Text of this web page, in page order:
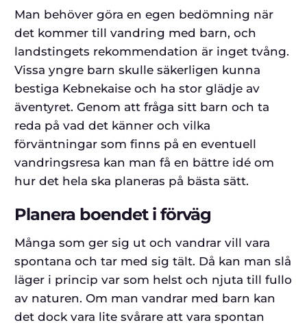
Man behöver göra en egen bedömning när
det kommer till vandring med barn, och
landstingets rekommendation är inget tvång.
Vissa yngre barn skulle säkerligen kunna
bestiga Kebnekaise och ha stor glädje av
äventyret. Genom att fråga sitt barn och ta
reda på vad det känner och vilka
förväntningar som finns på en eventuell
vandringsresa kan man få en bättre idé om
hur det hela ska planeras på bästa sätt.
Planera boendet i förväg
Många som ger sig ut och vandrar vill vara
spontana och tar med sig tält. Då kan man slå
läger i princip var som helst och njuta till fullo
av naturen. Om man vandrar med barn kan
det dock vara lite svårare att vara spontan